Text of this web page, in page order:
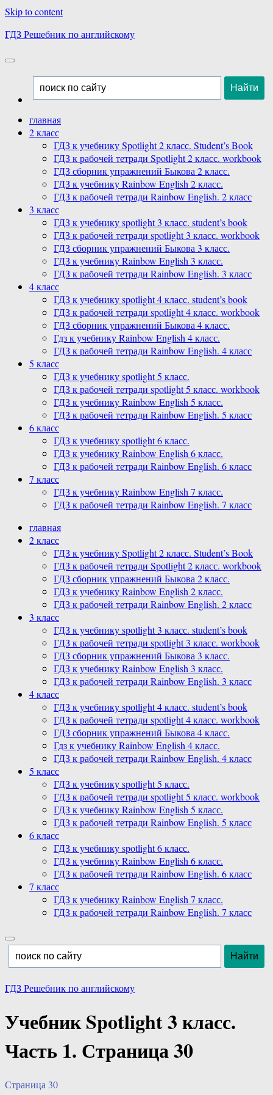
Skip to content
ГДЗ Решебник по английскому
главная
2 класс
ГДЗ к учебнику Spotlight 2 класс. Student’s Book
ГДЗ к рабочей тетради Spotlight 2 класс. workbook
ГДЗ сборник упражнений Быкова 2 класс.
ГДЗ к учебнику Rainbow English 2 класс.
ГДЗ к рабочей тетради Rainbow English. 2 класс
3 класс
ГДЗ к учебнику spotlight 3 класс. student’s book
ГДЗ к рабочей тетради spotlight 3 класс. workbook
ГДЗ сборник упражнений Быкова 3 класс.
ГДЗ к учебнику Rainbow English 3 класс.
ГДЗ к рабочей тетради Rainbow English. 3 класс
4 класс
ГДЗ к учебнику spotlight 4 класс. student’s book
ГДЗ к рабочей тетради spotlight 4 класс. workbook
ГДЗ сборник упражнений Быкова 4 класс.
Гдз к учебнику Rainbow English 4 класс.
ГДЗ к рабочей тетради Rainbow English. 4 класс
5 класс
ГДЗ к учебнику spotlight 5 класс.
ГДЗ к рабочей тетради spotlight 5 класс. workbook
ГДЗ к учебнику Rainbow English 5 класс.
ГДЗ к рабочей тетради Rainbow English. 5 класс
6 класс
ГДЗ к учебнику spotlight 6 класс.
ГДЗ к учебнику Rainbow English 6 класс.
ГДЗ к рабочей тетради Rainbow English. 6 класс
7 класс
ГДЗ к учебнику Rainbow English 7 класс.
ГДЗ к рабочей тетради Rainbow English. 7 класс
главная
2 класс
ГДЗ к учебнику Spotlight 2 класс. Student’s Book
ГДЗ к рабочей тетради Spotlight 2 класс. workbook
ГДЗ сборник упражнений Быкова 2 класс.
ГДЗ к учебнику Rainbow English 2 класс.
ГДЗ к рабочей тетради Rainbow English. 2 класс
3 класс
ГДЗ к учебнику spotlight 3 класс. student’s book
ГДЗ к рабочей тетради spotlight 3 класс. workbook
ГДЗ сборник упражнений Быкова 3 класс.
ГДЗ к учебнику Rainbow English 3 класс.
ГДЗ к рабочей тетради Rainbow English. 3 класс
4 класс
ГДЗ к учебнику spotlight 4 класс. student’s book
ГДЗ к рабочей тетради spotlight 4 класс. workbook
ГДЗ сборник упражнений Быкова 4 класс.
Гдз к учебнику Rainbow English 4 класс.
ГДЗ к рабочей тетради Rainbow English. 4 класс
5 класс
ГДЗ к учебнику spotlight 5 класс.
ГДЗ к рабочей тетради spotlight 5 класс. workbook
ГДЗ к учебнику Rainbow English 5 класс.
ГДЗ к рабочей тетради Rainbow English. 5 класс
6 класс
ГДЗ к учебнику spotlight 6 класс.
ГДЗ к учебнику Rainbow English 6 класс.
ГДЗ к рабочей тетради Rainbow English. 6 класс
7 класс
ГДЗ к учебнику Rainbow English 7 класс.
ГДЗ к рабочей тетради Rainbow English. 7 класс
ГДЗ Решебник по английскому
Учебник Spotlight 3 класс.
Часть 1. Страница 30
Страница 30